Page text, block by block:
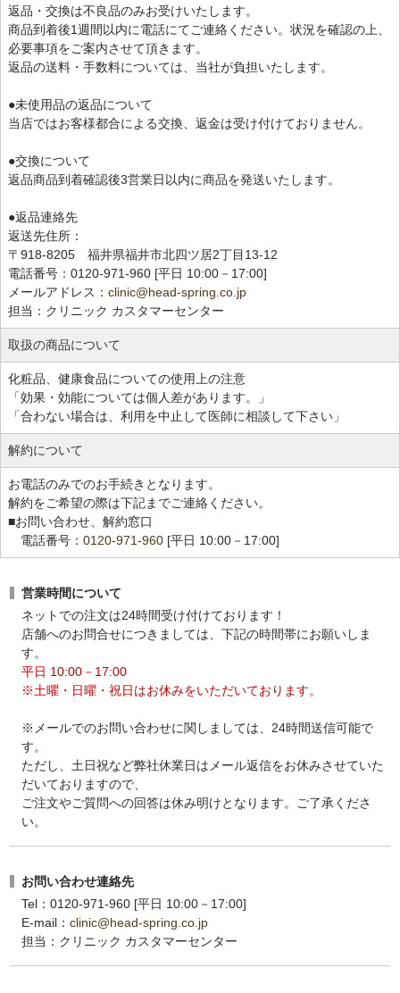
返品・交換は不良品のみお受けいたします。
商品到着後1週間以内に電話にてご連絡ください。状況を確認の上、
必要事項をご案内させて頂きます。
返品の送料・手数料については、当社が負担いたします。
●未使用品の返品について
当店ではお客様都合による交換、返金は受け付けておりません。
●交換について
返品商品到着確認後3営業日以内に商品を発送いたします。
●返品連絡先
返送先住所：
〒918-8205 福井県福井市北四ツ居2丁目13-12
電話番号：0120-971-960 [平日 10:00－17:00]
メールアドレス： clinic@head-spring.co.jp
担当：クリニック カスタマーセンター
取扱の商品について
化粧品、健康食品についての使用上の注意
「効果・効能については個人差があります。」
「合わない場合は、利用を中止して医師に相談して下さい」
解約について
お電話のみでのお手続きとなります。
解約をご希望の際は下記までご連絡ください。
■お問い合わせ、解約窓口
電話番号： 0120-971-960 [平日 10:00－17:00]
営業時間について
ネットでの注文は24時間受け付けております！
店舗へのお問合せにつきましては、下記の時間帯にお願いしま
す。
平日 10:00－17:00
※土曜・日曜・祝日はお休みをいただいております。
※メールでのお問い合わせに関しましては、24時間送信可能で
す。
ただし、土日祝など弊社休業日はメール返信をお休みさせていた
だいておりますので、
ご注文やご質問への回答は休み明けとなります。ご了承くださ
い。
お問い合わせ連絡先
Tel：0120-971-960 [平日 10:00－17:00]
E-mail：clinic@head-spring.co.jp
担当：クリニック カスタマーセンター